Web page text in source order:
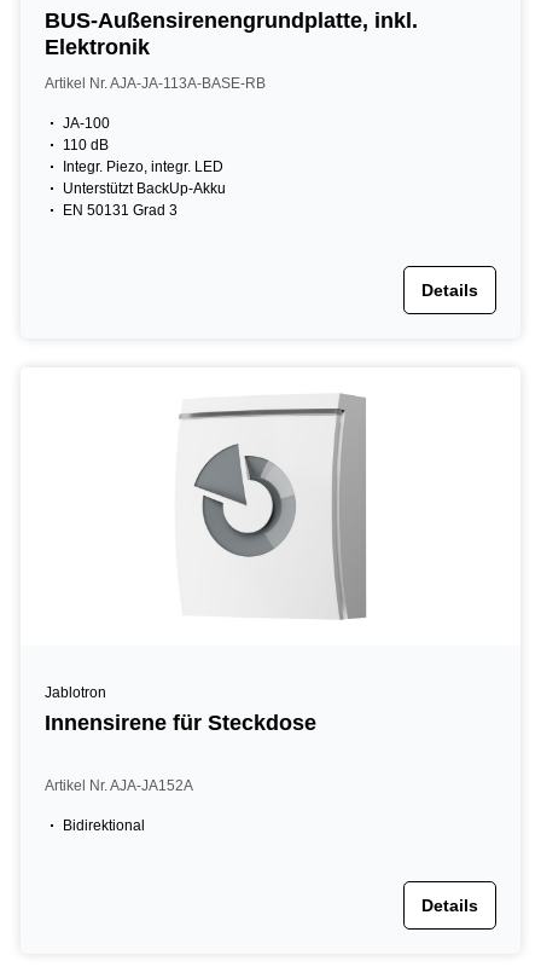
BUS-Außensirenengrundplatte, inkl.
Elektronik
Artikel Nr. AJA-JA-113A-BASE-RB
JA-100
110 dB
Integr. Piezo, integr. LED
Unterstützt BackUp-Akku
EN 50131 Grad 3
Details
Jablotron
Innensirene für Steckdose
Artikel Nr. AJA-JA152A
Bidirektional
Details